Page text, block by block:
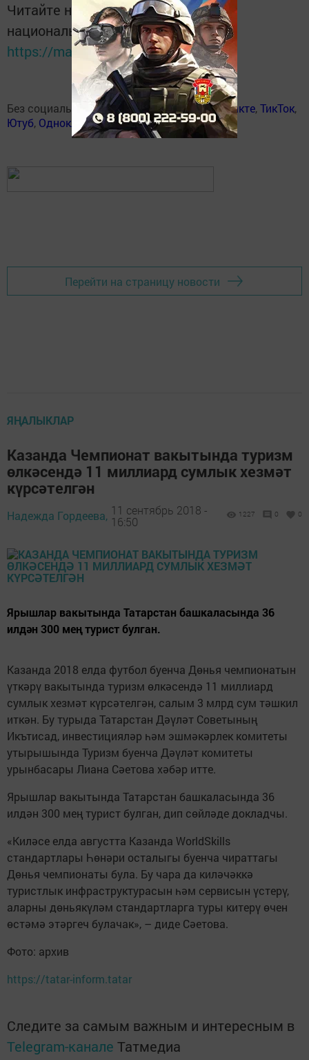
Читайте новости Татарстана в
национальном мессенджере MАХ:
https://max.ru/tatmedia
Без социаль челтәрләрдә: Телеграм,ВКонтакте,ТикТок,
Ютуб, Одноклассники,Твиттер,Яндекс.Дзен
Перейти на страницу новости
ЯҢАЛЫКЛАР
Казанда Чемпионат вакытында туризм
өлкәсендә 11 миллиард сумлык хезмәт
күрсәтелгән
Надежда Гордеева, 11 сентябрь 2018 -
16:50
1227 0 0
Ярышлар вакытында Татарстан башкаласында 36
илдән 300 мең турист булган.
Казанда 2018 елда футбол буенча Дөнья чемпионатын
үткәрү вакытында туризм өлкәсендә 11 миллиард
сумлык хезмәт күрсәтелгән, салым 3 млрд сум тәшкил
иткән. Бу турыда Татарстан Дәүләт Советының
Икътисад, инвестицияләр һәм эшмәкәрлек комитеты
утырышында Туризм буенча Дәүләт комитеты
урынбасары Лиана Сәетова хәбәр итте.
Ярышлар вакытында Татарстан башкаласында 36
илдән 300 мең турист булган, дип сөйләде докладчы.
«Киләсе елда августта Казанда WorldSkills
стандартлары Һөнәри осталыгы буенча чираттагы
Дөнья чемпионаты була. Бу чара да киләчәккә
туристлык инфраструктурасын һәм сервисын үстерү,
аларны дөньякүләм стандартларга туры китерү өчен
өстәмә этәргеч булачак», – диде Сәетова.
Фото: архив
https://tatar-inform.tatar
Следите за самым важным и интересным в
Telegram-канале Татмедиа